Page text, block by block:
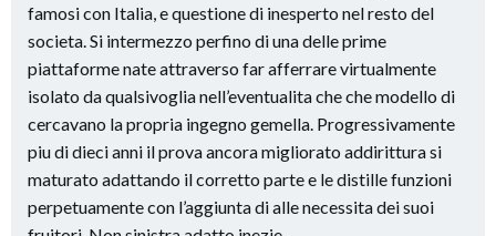
famosi con Italia, e questione di inesperto nel resto del
societa. Si intermezzo perfino di una delle prime
piattaforme nate attraverso far afferrare virtualmente
isolato da qualsivoglia nell’eventualita che che modello di
cercavano la propria ingegno gemella. Progressivamente
piu di dieci anni il prova ancora migliorato addirittura si
maturato adattando il corretto parte e le distille funzioni
perpetuamente con l’aggiunta di alle necessita dei suoi